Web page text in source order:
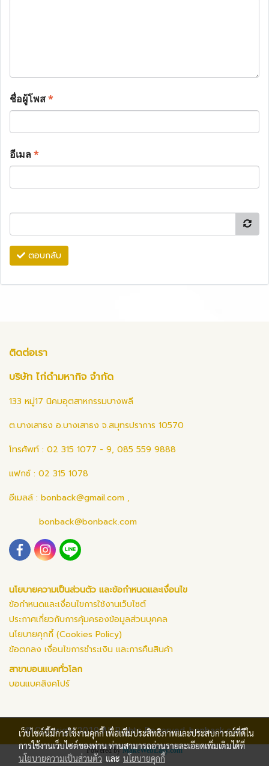
ชื่อผู้โพส*
อีเมล*
ตอบกลับ
ติดต่อเรา
บริษัท ไก่ดำมหากิจ จำกัด
133 หมู่17 นิคมอุตสาหกรรมบางพลี
ต.บางเสาธง อ.บางเสาธง จ.สมุทรปราการ 10570
โทรศัพท์ : 02 315 1077 - 9, 085 559 9888
แฟกซ์ : 02 315 1078
อีเมลล์ : bonback@gmail.com ,
bonback@bonback.com
นโยบายความเป็นส่วนตัว และข้อกำหนดและเงื่อนไข
ข้อกำหนดและเงื่อนไขการใช้งานเว็บไซต์
ประกาศเกี่ยวกับการคุ้มครองข้อมูลส่วนบุคคล
นโยบายคุกกี้ (Cookies Policy)
ข้อตกลง เงื่อนไขการชำระเงิน และการคืนสินค้า
สาขาบอนแบคทั่วโลก
บอนแบคสิงคโปร์
© Copyright 2019 All Rights Reserved. bonback.com
Powered byMakeWebEasy.com
เว็บไซต์นี้มีการใช้งานคุกกี้ เพื่อเพิ่มประสิทธิภาพและประสบการณ์ที่ดีใน
การใช้งานเว็บไซต์ของท่าน ท่านสามารถอ่านรายละเอียดเพิ่มเติมได้ที่
นโยบายความเป็นส่วนตัว และ นโยบายคุกกี้